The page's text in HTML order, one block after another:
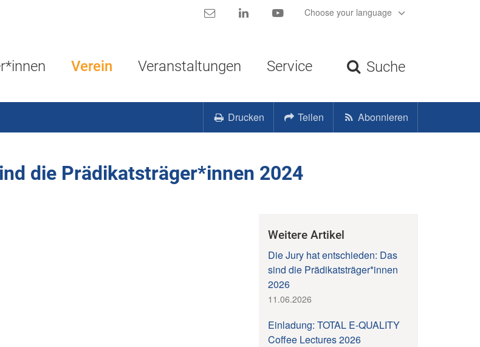
Kontakt LinkedIn YouTubeChoose your language
Verein Veranstaltungen Service Suche
Drucken Teilen Abonnieren
die Prädikatsträger*innen 2024
Weitere Artikel
Die Jury hat entschieden: Das
sind die Prädikatsträger*innen
2026
11.06.2026
Einladung: TOTAL E-QUALITY
Coffee Lectures 2026